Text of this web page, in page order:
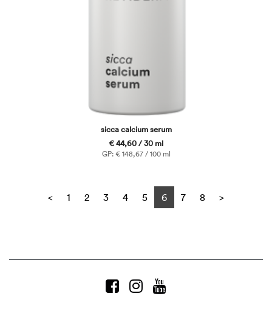
sicca calcium serum
€ 44,60 / 30 ml
GP: € 148,67 / 100 ml
<Previous
1 2 3 4 5 6 7 8 >Next